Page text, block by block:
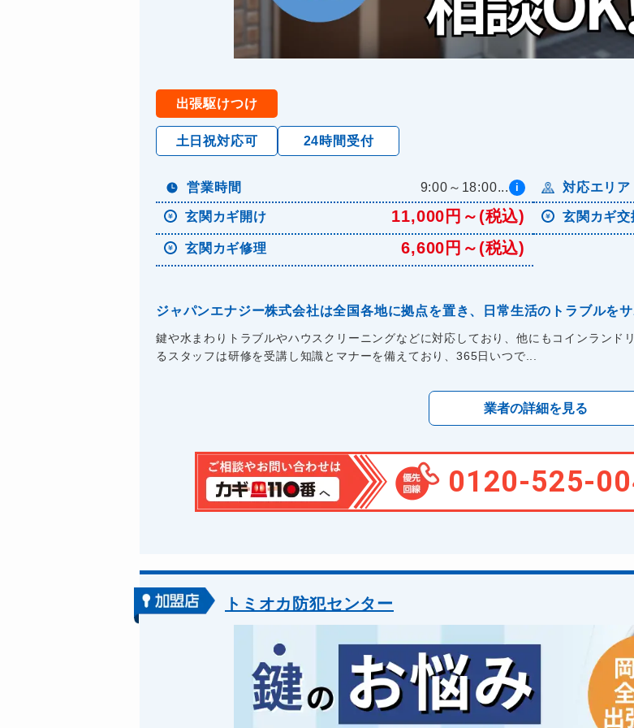
出張駆けつけ
土日祝対応可 24時間受付
営業時間 9:00～18:00... i 対応エリア
玄関カギ開け 11,000円～(税込) 玄関カギ交
玄関カギ修理 6,600円～(税込)
ジャパンエナジー株式会社は全国各地に拠点を置き、日常生活のトラブルを
鍵や水まわりトラブルやハウスクリーニングなどに対応しており、他にもコインランド
るスタッフは研修を受講し知識とマナーを備えており、365日いつで...
業者の詳細を見る
0120-525-
トミオカ防犯センター